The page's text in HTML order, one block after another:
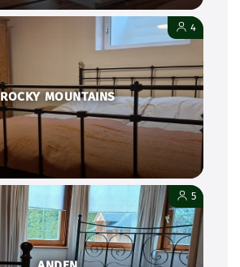
ROCKY MOUNTAINS
4
5